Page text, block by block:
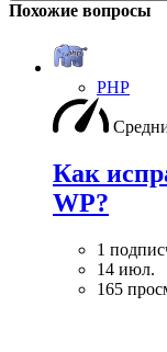
Похожие вопросы
PHP
Как
WP?
1
14 июл.
165